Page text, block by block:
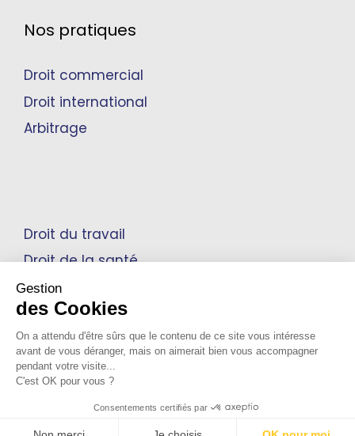
Nos pratiques
Droit commercial
Droit international
Arbitrage
Droit du travail
Droit de la santé
Propriété intellectuelle
Notre Politique de confidentialité
Gestion
des Cookies
On a attendu d'être sûrs que le contenu de ce site vous intéresse
avant de vous déranger, mais on aimerait bien vous accompagner
pendant votre visite...
C'est OK pour vous ?
Consentements certifiés par